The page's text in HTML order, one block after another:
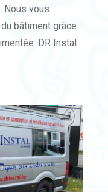
Nous vous
bâtiment grâce
DR Instal